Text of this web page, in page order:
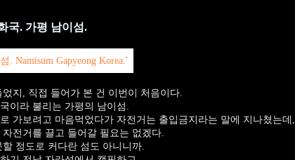
국. 가평 남이섬.
지, 직접 들어가 본 건 이번이 처음이다.
이라 불리는 가평의 남이섬.
가보려고 마음먹었다가 자전거는 출입금지라는 말에 지나쳤는데,
자전거를 끌고 들어갈 필요는 없겠다.
할 정도로 커다란 섬도 아니니까.